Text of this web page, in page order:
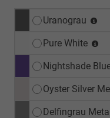
Uranograu
Pure White
Nightshade
Oyster Silver
Delfingrau